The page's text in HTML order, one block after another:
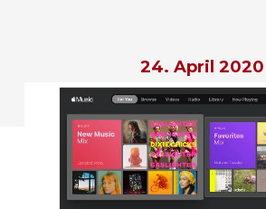
24. April 2020